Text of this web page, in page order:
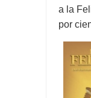
a la
por